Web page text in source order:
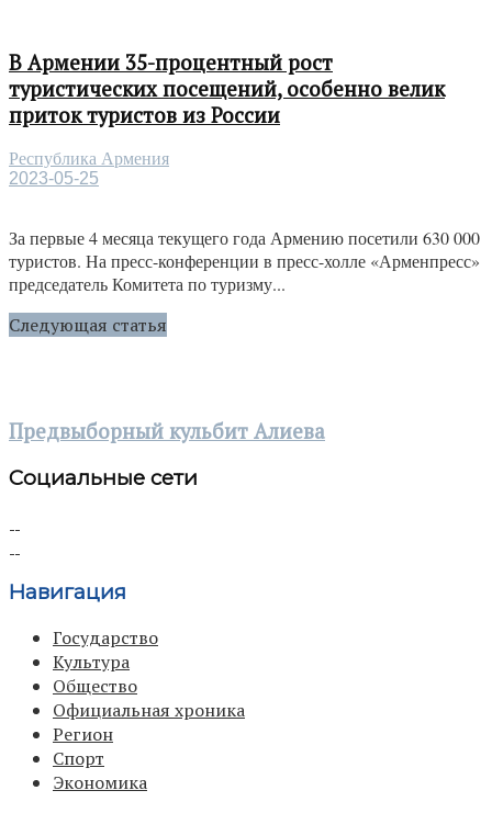
В Армении 35-процентный рост
туристических посещений, особенно велик
приток туристов из России
Республика Армения
2023-05-25
За первые 4 месяца текущего года Армению посетили 630 000
туристов. На пресс-конференции в пресс-холле «Арменпресс»
председатель Комитета по туризму...
Следующая статья
Предвыборный кульбит Алиева
Социальные сети
Навигация
Государство
Культура
Общество
Официальная хроника
Регион
Спорт
Экономика